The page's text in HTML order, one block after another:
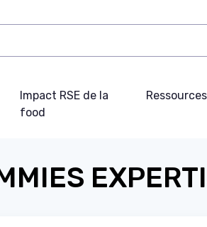
Impact RSE de la
food
Ressources